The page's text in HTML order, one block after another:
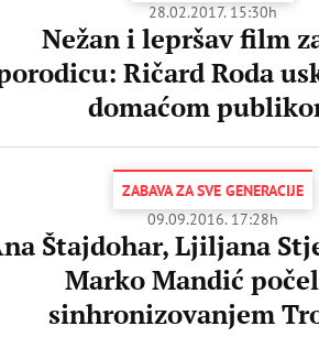
28.02.2017. 15:30h
Nežan i lepršav film
Ričard Roda
domaćom
ZABAVA ZA SVE GENERACIJE
09.09.2016. 17:28h
Štajdohar, Ljiljana
Marko Mandić
sinhronizovanjem